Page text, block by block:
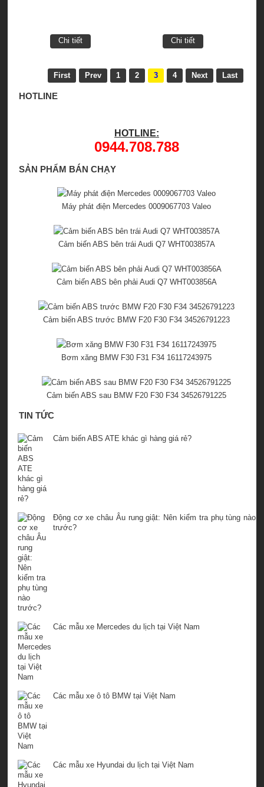
Chi tiết Chi tiết
First Prev 1 2 3 4 Next Last
HOTLINE
HOTLINE:
0944.708.788
SẢN PHẨM BÁN CHẠY
Máy phát điện Mercedes 0009067703 Valeo
Cảm biến ABS bên trái Audi Q7 WHT003857A
Cảm biến ABS bên phải Audi Q7 WHT003856A
Cảm biến ABS trước BMW F20 F30 F34 34526791223
Bơm xăng BMW F30 F31 F34 16117243975
Cảm biến ABS sau BMW F20 F30 F34 34526791225
TIN TỨC
Cảm biến ABS ATE khác gì hàng giá rẻ?
Động cơ xe châu Âu rung giật: Nên kiểm tra phụ tùng nào
trước?
Các mẫu xe Mercedes du lịch tại Việt Nam
Các mẫu xe ô tô BMW tại Việt Nam
Các mẫu xe Hyundai du lịch tại Việt Nam